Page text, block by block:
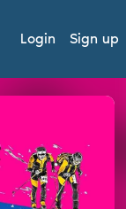
Login Sign up